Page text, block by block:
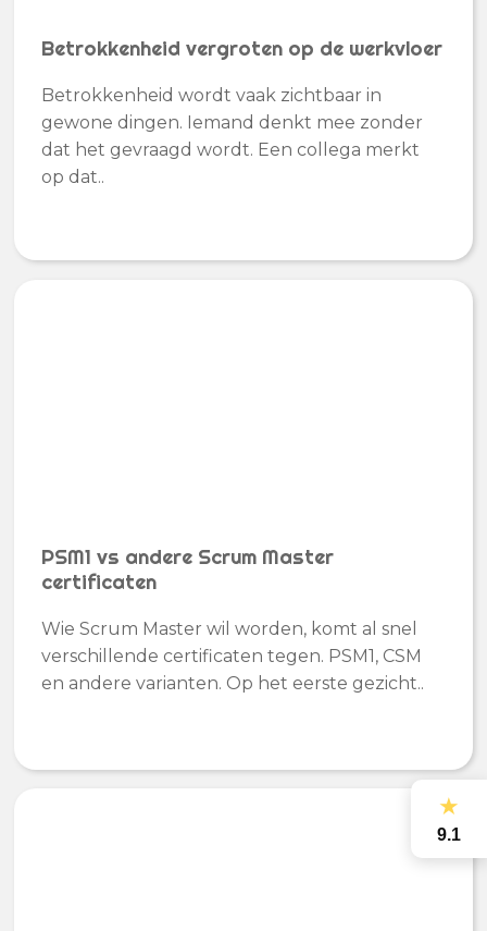
Betrokkenheid vergroten op de werkvloer
Betrokkenheid wordt vaak zichtbaar in
gewone dingen. Iemand denkt mee zonder
dat het gevraagd wordt. Een collega merkt
op dat..
PSM1 vs andere Scrum Master
certificaten
Wie Scrum Master wil worden, komt al snel
verschillende certificaten tegen. PSM1, CSM
en andere varianten. Op het eerste gezicht..
★
9.1